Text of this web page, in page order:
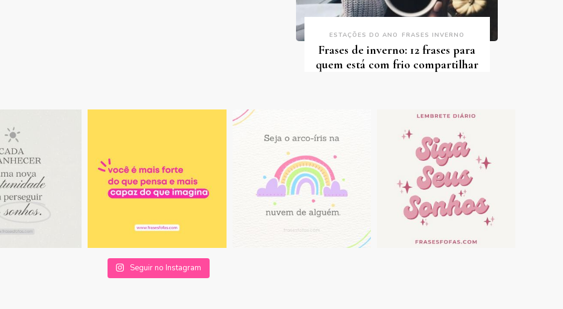
ESTAÇÕES DO ANO FRASES INVERNO
Frases de inverno: 12 frases para
quem está com frio compartilhar
Seguir no Instagram